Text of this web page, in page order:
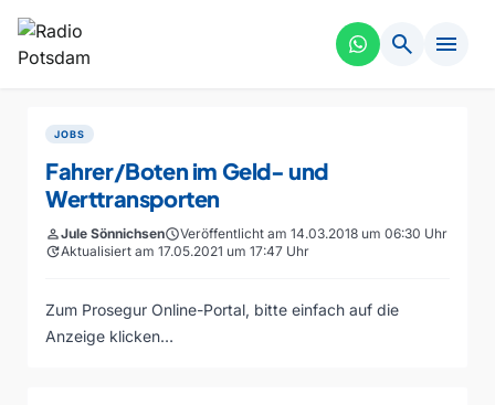
search menu
JOBS
Fahrer/Boten im Geld- und
Werttransporten
personJule SönnichsenscheduleVeröffentlicht am 14.03.2018 um 06:30 Uhr
updateAktualisiert am 17.05.2021 um 17:47 Uhr
Zum Prosegur Online-Portal, bitte einfach auf die
Anzeige klicken…